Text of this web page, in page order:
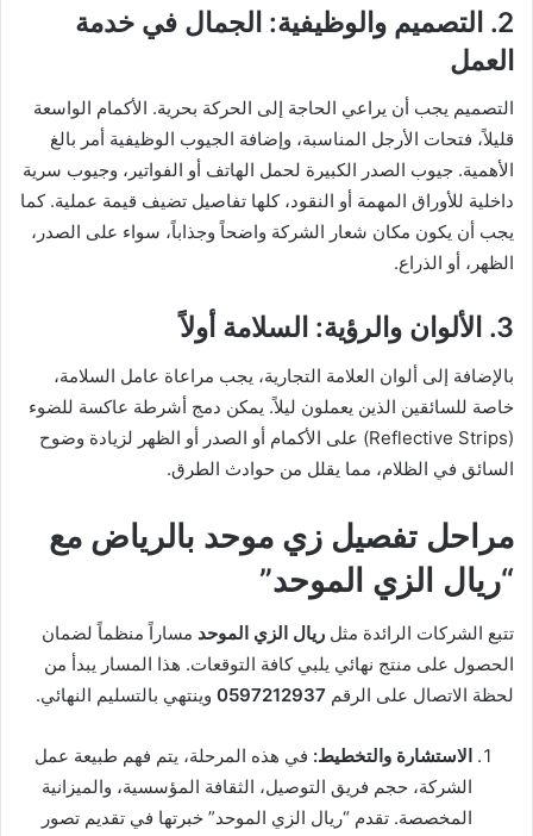
2. التصميم والوظيفية: الجمال في خدمة
العمل
التصميم يجب أن يراعي الحاجة إلى الحركة بحرية. الأكمام الواسعة
قليلاً، فتحات الأرجل المناسبة، وإضافة الجيوب الوظيفية أمر بالغ
الأهمية. جيوب الصدر الكبيرة لحمل الهاتف أو الفواتير، وجيوب سرية
داخلية للأوراق المهمة أو النقود، كلها تفاصيل تضيف قيمة عملية. كما
يجب أن يكون مكان شعار الشركة واضحاً وجذاباً، سواء على الصدر،
الظهر، أو الذراع.
3. الألوان والرؤية: السلامة أولاً
بالإضافة إلى ألوان العلامة التجارية، يجب مراعاة عامل السلامة،
خاصة للسائقين الذين يعملون ليلاً. يمكن دمج أشرطة عاكسة للضوء
(Reflective Strips) على الأكمام أو الصدر أو الظهر لزيادة وضوح
السائق في الظلام، مما يقلل من حوادث الطرق.
مراحل تفصيل زي موحد بالرياض مع
“ريال الزي الموحد”
تتبع الشركات الرائدة مثل ريال الزي الموحد مساراً منظماً لضمان
الحصول على منتج نهائي يلبي كافة التوقعات. هذا المسار يبدأ من
لحظة الاتصال على الرقم 0597212937 وينتهي بالتسليم النهائي.
الاستشارة والتخطيط: في هذه المرحلة، يتم فهم طبيعة عمل
الشركة، حجم فريق التوصيل، الثقافة المؤسسية، والميزانية
المخصصة. تقدم “ريال الزي الموحد” خبرتها في تقديم تصور